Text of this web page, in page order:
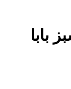
بابا